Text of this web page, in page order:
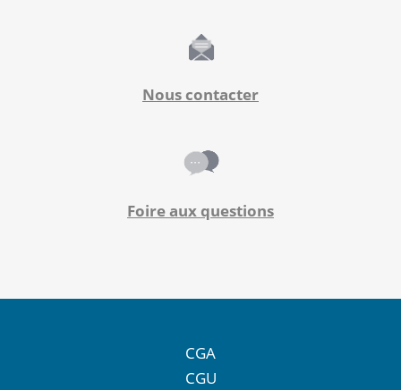
Nous contacter
Foire aux questions
CGA
CGU